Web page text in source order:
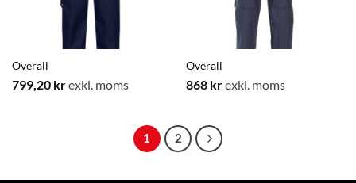
Overall
799,20 krexkl. moms
Overall
868 krexkl. moms
1 2